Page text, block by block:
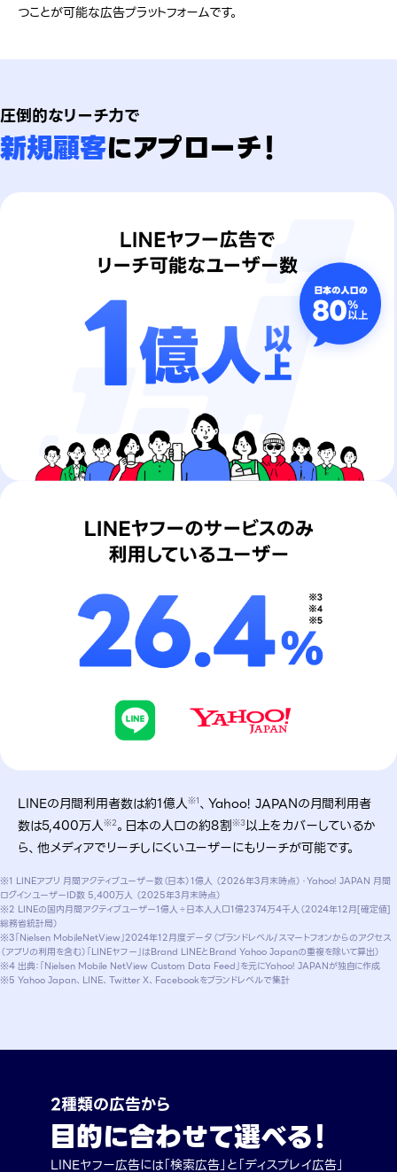
つことが可能な広告プラットフォームです。
圧倒的なリーチ力で
新規顧客にアプローチ！
LINEの月間利用者数は約1億人※1、Yahoo! JAPANの月間利用者
数は5,400万人※2。日本の人口の約8割※3以上をカバーしているか
ら、他メディアでリーチしにくいユーザーにもリーチが可能です。
※1 LINEアプリ 月間アクティブユーザー数（日本）1億人 （2026年3月末時点）・Yahoo! JAPAN 月間
ログインユーザーID数 5,400万人 （2025年3月末時点）
※2 LINEの国内月間アクティブユーザー1億人÷日本人人口1億2374万4千人（2024年12月[確定値]
総務省統計局）
※3「Nielsen MobileNetView」2024年12月度データ（ブランドレベル/スマートフォンからのアクセス
（アプリの利用を含む）「LINEヤフー」はBrand LINEとBrand Yahoo Japanの重複を除いて算出）
※4 出典：「Nielsen Mobile NetView Custom Data Feed」を元にYahoo! JAPANが独自に作成
※5 Yahoo Japan、LINE、Twitter X、Facebookをブランドレベルで集計
2種類の広告から
目的に合わせて選べる！
LINEヤフー広告には「検索広告」と「ディスプレイ広告」